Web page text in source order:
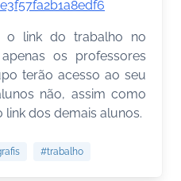
o link do trabalho no
os professores
terão acesso ao seu
não, assim como
dos demais alunos.
#trabalho